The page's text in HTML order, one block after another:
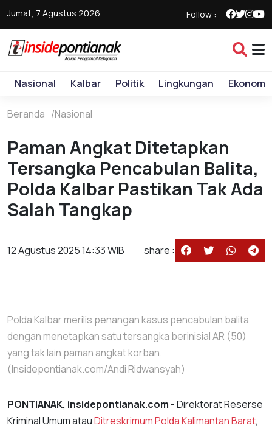
Jumat, 7 Agustus 2026 Follow :
Nasional Kalbar Politik Lingkungan Ekonomi
Beranda Nasional
Paman Angkat Ditetapkan
Tersangka Pencabulan Balita,
Polda Kalbar Pastikan Tak Ada
Salah Tangkap
12 Agustus 2025 14:33 WIB share :
Polda Kalbar merilis penangan kasus pencabulan balita
dengan menetapkan satu tersangka berinisial AR (50)
yang tak lain paman angkat korban.
(Insidepontianak.com/Andi Ridwansyah)
PONTIANAK, insidepontianak.com - Direktorat Reserse
Kriminal Umum atauDitreskrimum Polda Kalimantan Barat,